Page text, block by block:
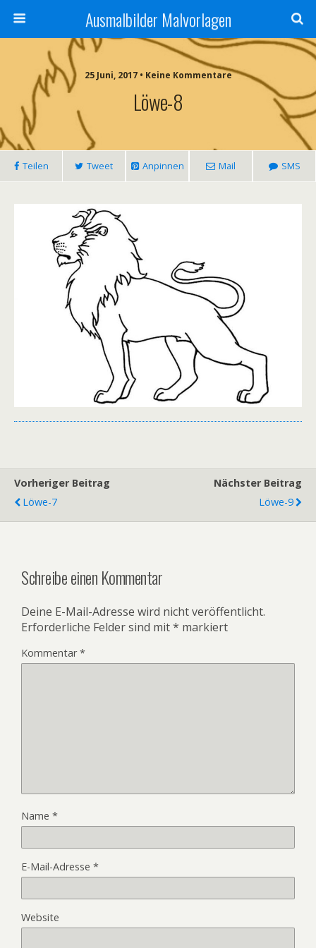
Ausmalbilder Malvorlagen
25 Juni, 2017 • Keine Kommentare
Löwe-8
Teilen Tweet Anpinnen Mail SMS
Vorheriger Beitrag
Löwe-7
Nächster Beitrag
Löwe-9
Schreibe einen Kommentar
Deine E-Mail-Adresse wird nicht veröffentlicht.
Erforderliche Felder sind mit* markiert
Kommentar*
Name *
E-Mail-Adresse *
Website